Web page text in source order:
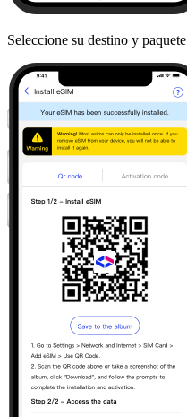
Seleccione su destino y paquete